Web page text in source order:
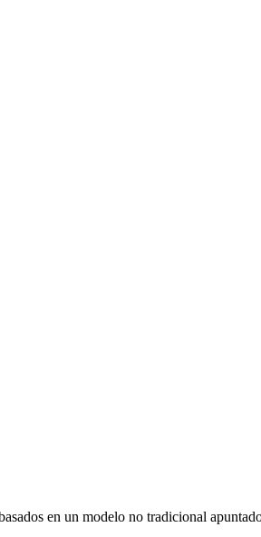
en un modelo no tradicional